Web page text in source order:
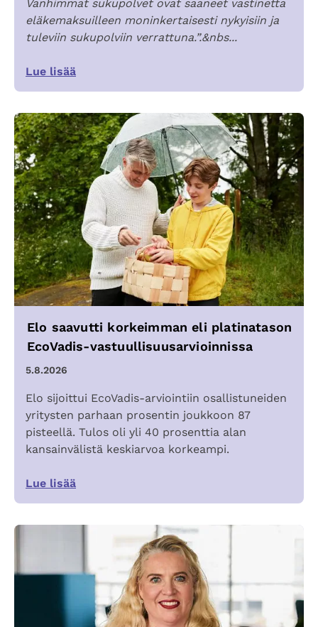
Vanhimmat sukupolvet ovat saaneet vastinetta
eläkemaksuilleen moninkertaisesti nykyisiin ja
tuleviin sukupolviin verrattuna.”.&nbs...
Lue lisää
Elo saavutti korkeimman eli platinatason
EcoVadis-vastuullisuusarvioinnissa
5.8.2026
Elo sijoittui EcoVadis-arviointiin osallistuneiden
yritysten parhaan prosentin joukkoon 87
pisteellä. Tulos oli yli 40 prosenttia alan
kansainvälistä keskiarvoa korkeampi.
Lue lisää